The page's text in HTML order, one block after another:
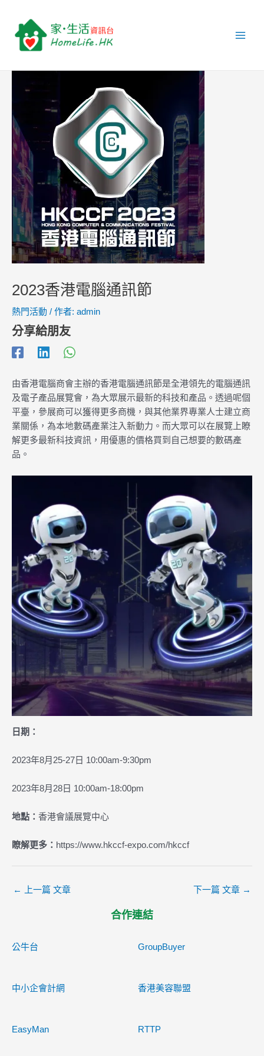
2023香港電腦通訊節
熱門活動 / 作者: admin
分享給朋友
由香港電腦商會主辦的香港電腦通訊節是全港領先的電腦通訊
及電子產品展覽會，為大眾展示最新的科技和產品。透過呢個
平臺，參展商可以獲得更多商機，與其他業界專業人士建立商
業關係，為本地數碼產業注入新動力。而大眾可以在展覽上瞭
解更多最新科技資訊，用優惠的價格買到自己想要的數碼產
品。
日期：
2023年8月25-27日 10:00am-9:30pm
2023年8月28日 10:00am-18:00pm
地點： 香港會議展覽中心
瞭解更多： https://www.hkccf-expo.com/hkccf
navigation
← 上一篇 文章 下一篇 文章 →
合作連結
公牛台 GroupBuyer
中小企會計網 香港美容聯盟
EasyMan RTTP